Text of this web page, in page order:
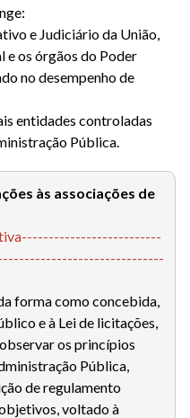
e Judiciário da União,
e os órgãos do Poder
no desempenho de
entidades controladas
Pública.
às associações de
forma como concebida,
e à Lei de licitações,
os princípios
Pública,
de regulamento
voltado à